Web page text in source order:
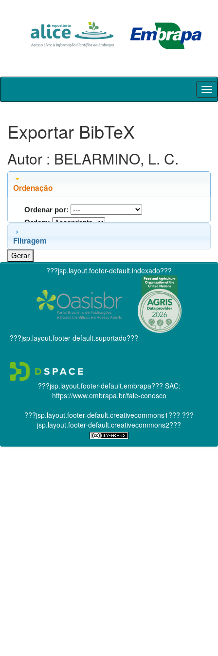
Skip
Exportar BibTeX
Autor : BELARMINO, L. C.
Ordenação
Ordenar por:
Ordem:
Filtragem
???jsp.layout.footer-default.indexado???
???jsp.layout.footer-default.suportado???
???jsp.layout.footer-default.embrapa??? SAC:
https://www.embrapa.br/fale-conosco
???jsp.layout.footer-default.creativecommons1??? ???
jsp.layout.footer-default.creativecommons2???